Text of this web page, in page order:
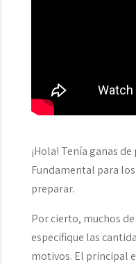
¡Hola! Tenía ganas
Fundamental para
preparar.
Por cierto, muchos
especifique las
motivos. El principal